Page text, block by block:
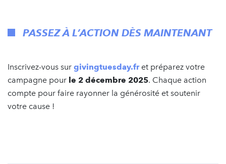
PASSEZ À L’ACTION DÈS MAINTENANT
Inscrivez-vous sur givingtuesday.fret préparez votre
campagne pour le 2 décembre 2025. Chaque action
compte pour faire rayonner la générosité et soutenir
votre cause !